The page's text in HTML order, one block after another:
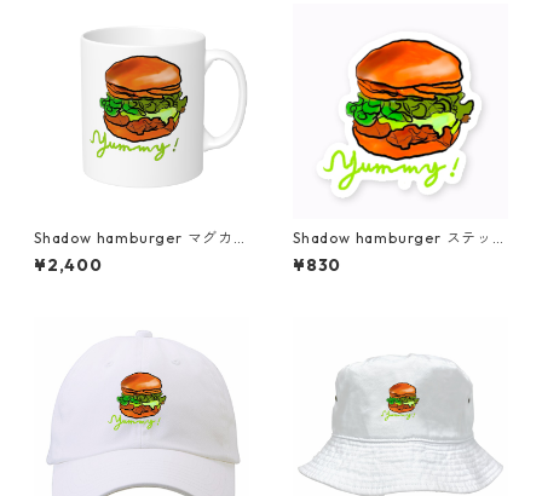
Shadow hamburger マグカッ
プ ホワイト アートデザイン
¥2,400
Shadow hamburger ステッカ
ー シール sticker simple
¥830